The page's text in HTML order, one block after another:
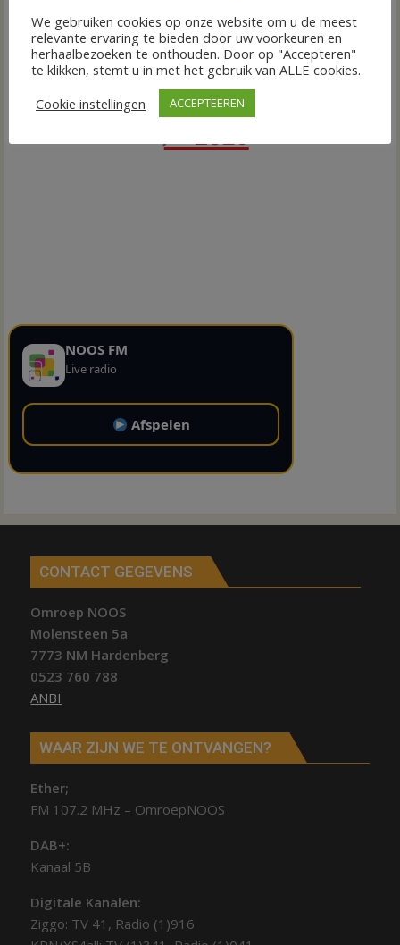
NOOS FM
Live radio
Afspelen
CONTACT GEGEVENS
Omroep NOOS
Molensteen 5a
7773 NM Hardenberg
0523 760 788
ANBI
WAAR ZIJN WE TE ONTVANGEN?
Ether;
FM 107.2 MHz – OmroepNOOS
DAB+:
Kanaal 5B
Digitale Kanalen:
Ziggo: TV 41, Radio (1)916
We gebruiken cookies op onze website om u de meest
relevante ervaring te bieden door uw voorkeuren en
herhaalbezoeken te onthouden. Door op "Accepteren"
te klikken, stemt u in met het gebruik van ALLE cookies.
Cookie instellingen
ACCEPTEEREN